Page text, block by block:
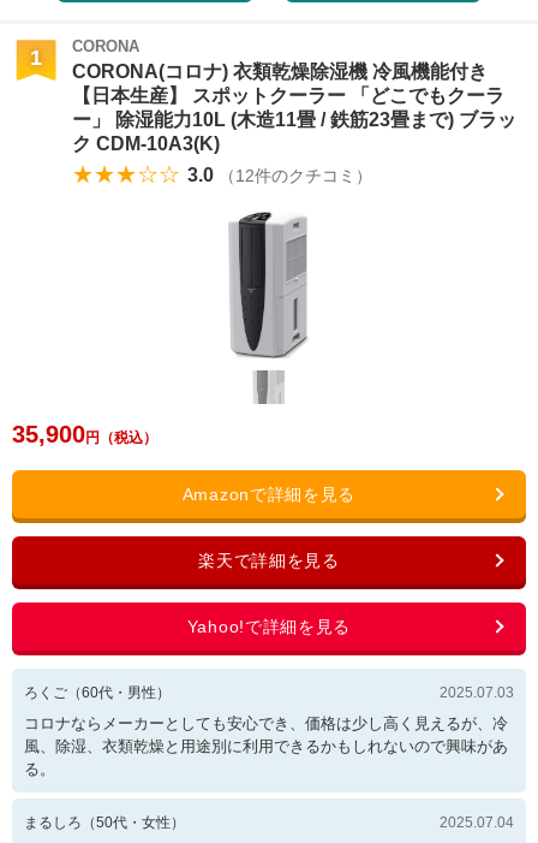
1 CORONA
CORONA(コロナ) 衣類乾燥除湿機 冷風機能付き
【日本生産】 スポットクーラー 「どこでもクーラ
ー」 除湿能力10L (木造11畳 / 鉄筋23畳まで) ブラッ
ク CDM-10A3(K)
★★★☆☆ 3.0 （12件のクチコミ）
35,900
ろくご （60代・ 男性 ） 2025.07.03
コロナならメーカーとしても安心でき、価格は少し高く見えるが、冷
風、除湿、衣類乾燥と用途別に利用できるかもしれないので興味があ
る。
まるしろ （50代・ 女性 ） 2025.07.04